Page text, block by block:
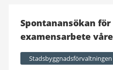
Spontanansökan
examensarbete
Stadsbyggnadsförvaltningen